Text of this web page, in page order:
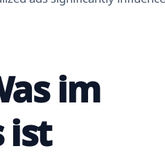
im
ist